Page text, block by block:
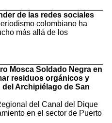
de las redes sociales
colombiano ha
más allá de los
Mosca Soldado Negra en
residuos orgánicos y
Archipiélago de San
del Canal del Dique
en el sector de Puerto